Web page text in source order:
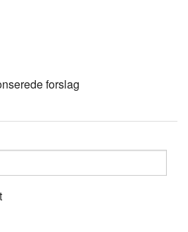
forslag